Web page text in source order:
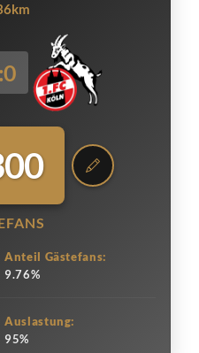
Anteil Gästefans:
9.76%
Auslastung:
95%